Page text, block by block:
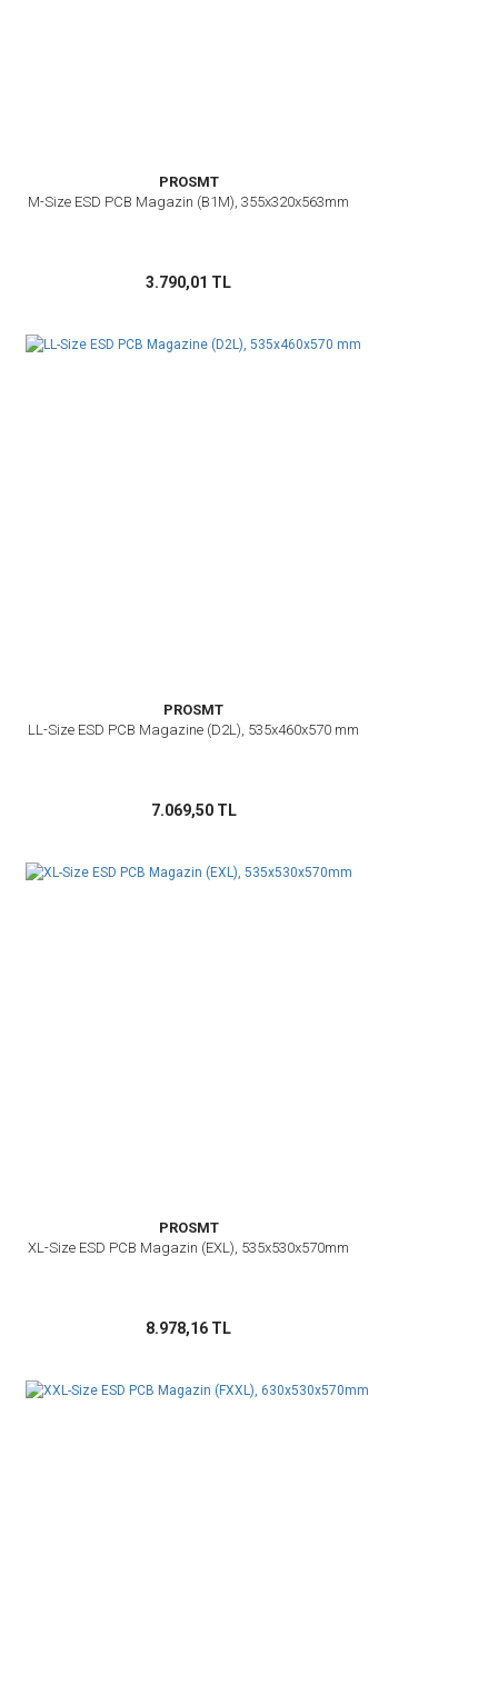
PROSMT
M-Size ESD PCB Magazin (B1M), 355x320x563mm
3.790,01 TL
PROSMT
LL-Size ESD PCB Magazine (D2L), 535x460x570 mm
7.069,50 TL
PROSMT
XL-Size ESD PCB Magazin (EXL), 535x530x570mm
8.978,16 TL